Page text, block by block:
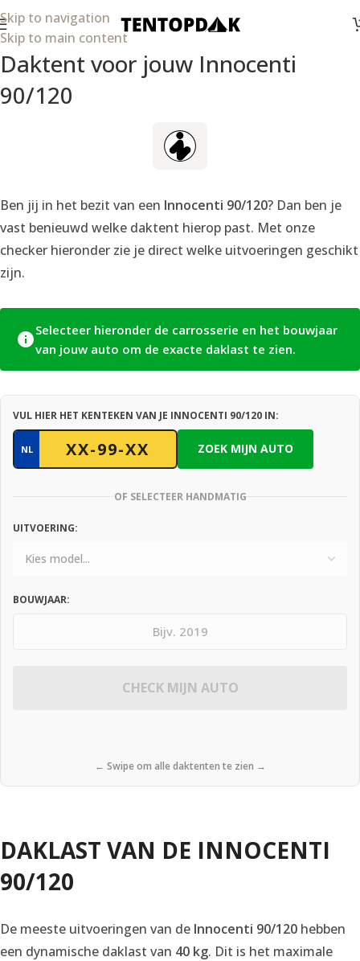
Skip to navigation
Skip to main content
Daktent voor jouw Innocenti
90/120
Ben jij in het bezit van een Innocenti 90/120? Dan ben je
vast benieuwd welke daktent hierop past. Met onze
checker hieronder zie je direct welke uitvoeringen geschikt
zijn.
Selecteer hieronder de carrosserie en het bouwjaar
van jouw auto om de exacte daklast te zien.
VUL HIER HET KENTEKEN VAN JE INNOCENTI 90/120 IN:
NL ZOEK MIJN AUTO
OF SELECTEER HANDMATIG
UITVOERING:
BOUWJAAR:
CHECK MIJN AUTO
← Swipe om alle daktenten te zien →
DAKLAST VAN DE INNOCENTI
90/120
De meeste uitvoeringen van de Innocenti 90/120 hebben
een dynamische daklast van 40 kg. Dit is het maximale